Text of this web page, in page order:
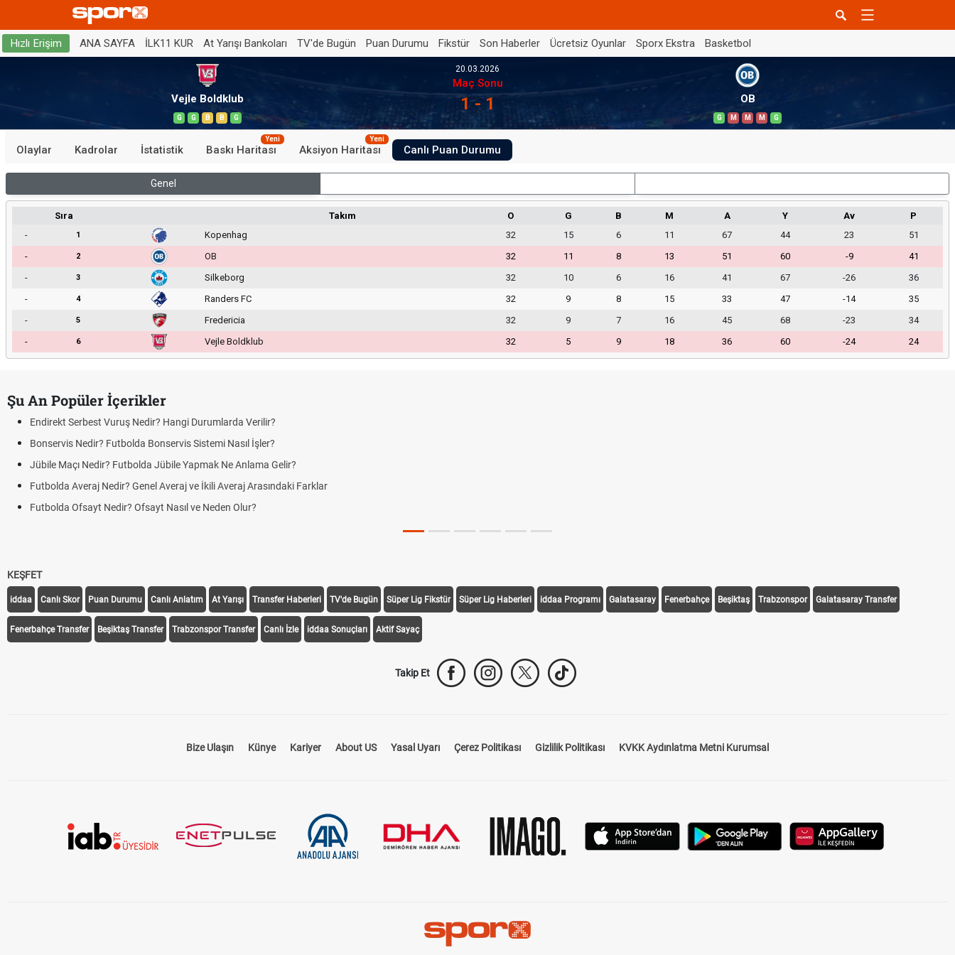
Hızlı Erişim ANA SAYFA İLK11 KUR At Yarışı Bankoları TV'de Bugün Puan Durumu Fikstür Son Haberler Ücretsiz Oyunlar Sporx Ekstra Basketbol
Vejle Boldklub
G G B B G
20.03.2026
Maç Sonu
1 - 1 OB
G M M M G
Olaylar Kadrolar İstatistik Baskı Haritası
Yeni
Aksiyon Haritası
Yeni
Canlı Puan Durumu
Genel
Sıra Takım O G B M A Y Av
P
-
1 Kopenhag 32 15 6 11 67 44 23
51
-
2 OB 32 11 8 13 51 60 -9
41
-
3 Silkeborg 32 10 6 16 41 67 -26
36
-
4 Randers FC 32 9 8 15 33 47 -14
35
-
5 Fredericia 32 9 7 16 45 68 -23
34
-
6 Vejle Boldklub 32 5 9 18 36 60 -24 24
Şu An Popüler İçerikler
Endirekt Serbest Vuruş Nedir? Hangi Durumlarda Verilir?
Bonservis Nedir? Futbolda Bonservis Sistemi Nasıl İşler?
Jübile Maçı Nedir? Futbolda Jübile Yapmak Ne Anlama Gelir?
Futbolda Averaj Nedir? Genel Averaj ve İkili Averaj Arasındaki Farklar
Futbolda Ofsayt Nedir? Ofsayt Nasıl ve Neden Olur?
KEŞFET
iddaa Canlı Skor Puan Durumu Canlı Anlatım At Yarışı Transfer Haberleri TV'de Bugün Süper Lig Fikstür Süper Lig Haberleri iddaa Programı Galatasaray Fenerbahçe Beşiktaş Trabzonspor Galatasaray Transfer
Fenerbahçe Transfer Beşiktaş Transfer Trabzonspor Transfer Canlı İzle iddaa Sonuçları Aktif Sayaç
Takip Et
Bize Ulaşın Künye Kariyer About US Yasal Uyarı Çerez Politikası Gizlilik Politikası KVKK Aydınlatma Metni Kurumsal